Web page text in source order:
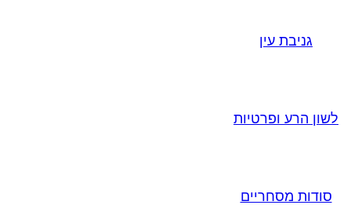
גניבת עין
לשון הרע ופרטיות
סודות מסחריים